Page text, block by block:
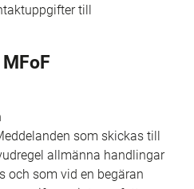
till
som skickas till
allmänna handlingar
och som vid en begäran